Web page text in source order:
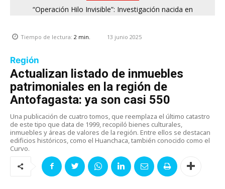
“Operación Hilo Invisible”: Investigación nacida en
Tiempo de lectura: 2 min. 13 junio 2025
Región
Actualizan listado de inmuebles
patrimoniales en la región de
Antofagasta: ya son casi 550
Una publicación de cuatro tomos, que reemplaza el último catastro
de este tipo que data de 1999, recopiló bienes culturales,
inmuebles y áreas de valores de la región. Entre ellos se destacan
edificios históricos, como el Huanchaca, también conocido como el
Curvo.